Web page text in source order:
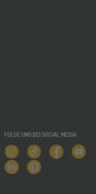
FOLGE UNS BEI SOCIAL MEDIA